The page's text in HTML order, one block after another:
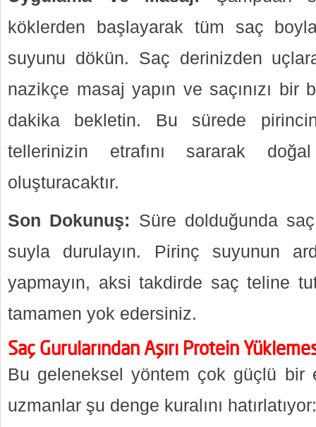
köklerden başlayarak tüm saç
suyunu dökün. Saç derinizden
nazikçe masaj yapın ve saçınızı bir
dakika bekletin. Bu sürede
tellerinizin etrafını sararak
oluşturacaktır.
Son Dokunuş: Süre dolduğunda
suyla durulayın. Pirinç suyunun
yapmayın, aksi takdirde saç teline
tamamen yok edersiniz.
Saç Gurularından Aşırı Protein
Bu geleneksel yöntem çok güçlü bir
uzmanlar şu denge kuralını hatırlatıyor: